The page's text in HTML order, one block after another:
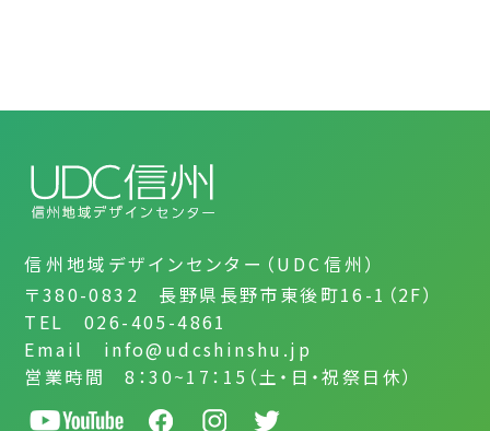
信州地域デザインセンター（UDC信州）
〒380-0832 長野県長野市東後町16-1（2F）
TEL 026-405-4861
Email info@udcshinshu.jp
営業時間 8：30~17：15（土・日・祝祭日休）